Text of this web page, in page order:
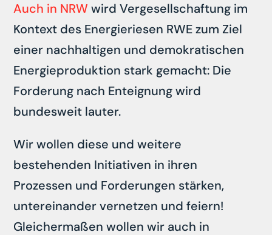
Auch in NRW wird Vergesellschaftung im
Kontext des Energieriesen RWE zum Ziel
einer nachhaltigen und demokratischen
Energieproduktion stark gemacht: Die
Forderung nach Enteignung wird
bundesweit lauter.
Wir wollen diese und weitere
bestehenden Initiativen in ihren
Prozessen und Forderungen stärken,
untereinander vernetzen und feiern!
Gleichermaßen wollen wir auch in